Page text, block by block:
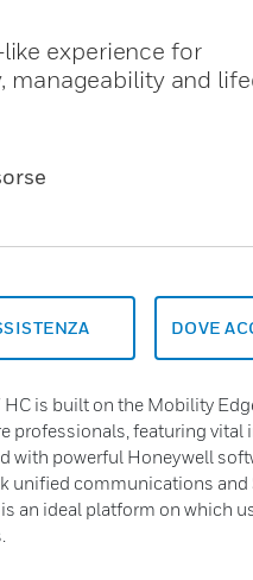
experience for
and
DOVE
HC is built on the Mobility
professionals, featuring
with powerful Honeywell
unified communications
is an ideal platform on which